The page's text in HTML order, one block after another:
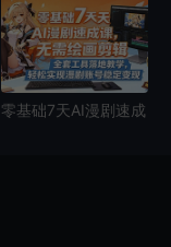
玩法出炉，靠复制粘
贴，只需简单回答问
题，每月稳入5k【揭
秘】
零基础7天AI漫剧速成